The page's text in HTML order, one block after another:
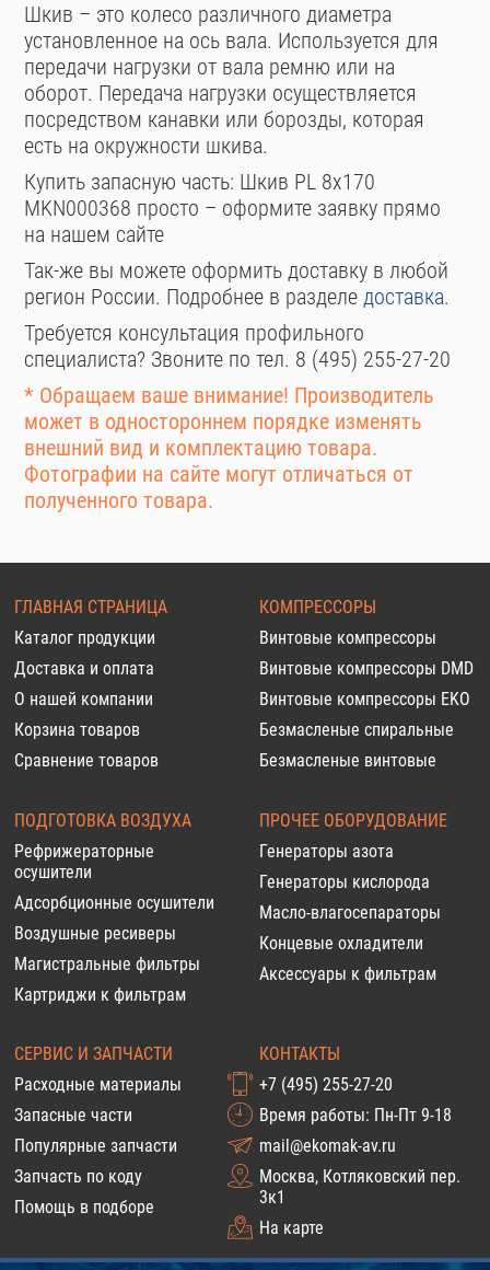
Шкив – это колесо различного диаметра
установленное на ось вала. Используется для
передачи нагрузки от вала ремню или на
оборот. Передача нагрузки осуществляется
посредством канавки или борозды, которая
есть на окружности шкива.
Купить запасную часть: Шкив PL 8x170
MKN000368 просто – оформите заявку прямо
на нашем сайте
Так-же вы можете оформить доставку в любой
регион России. Подробнее в разделедоставка.
Требуется консультация профильного
специалиста? Звоните по тел. 8 (495) 255-27-20
* Обращаем ваше внимание! Производитель
может в одностороннем порядке изменять
внешний вид и комплектацию товара.
Фотографии на сайте могут отличаться от
полученного товара.
ГЛАВНАЯ СТРАНИЦА
Каталог продукции
Доставка и оплата
О нашей компании
Корзина товаров
Сравнение товаров
КОМПРЕССОРЫ
Винтовые компрессоры
Винтовые компрессоры DMD
Винтовые компрессоры EKO
Безмасленые спиральные
Безмасленые винтовые
ПОДГОТОВКА ВОЗДУХА
Рефрижераторные
осушители
Адсорбционные осушители
Воздушные ресиверы
Магистральные фильтры
Картриджи к фильтрам
ПРОЧЕЕ ОБОРУДОВАНИЕ
Генераторы азота
Генераторы кислорода
Масло-влагосепараторы
Концевые охладители
Аксессуары к фильтрам
СЕРВИС И ЗАПЧАСТИ
Расходные материалы
Запасные части
Популярные запчасти
Запчасть по коду
Помощь в подборе
КОНТАКТЫ
+7 (495) 255-27-20
Время работы: Пн-Пт 9-18
mail@ekomak-av.ru
Москва, Котляковский пер.
3к1
На карте